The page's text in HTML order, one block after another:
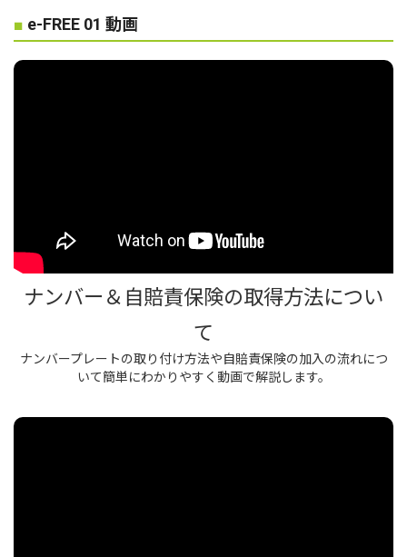
■ e-FREE 01 動画
ナンバー＆自賠責保険の取得方法につい
て
ナンバープレートの取り付け方法や自賠責保険の加入の流れにつ
いて簡単にわかりやすく動画で解説します。